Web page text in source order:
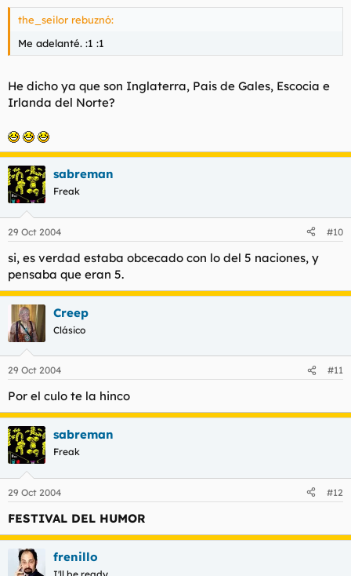
the_seilor rebuznó:
Me adelanté. :1 :1
He dicho ya que son Inglaterra, Pais de Gales, Escocia e
Irlanda del Norte?
sabreman
Freak
29 Oct 2004 #10
si, es verdad estaba obcecado con lo del 5 naciones, y
pensaba que eran 5.
Creep
Clásico
29 Oct 2004 #11
Por el culo te la hinco
sabreman
Freak
29 Oct 2004 #12
FESTIVAL DEL HUMOR
frenillo
I'll be ready...